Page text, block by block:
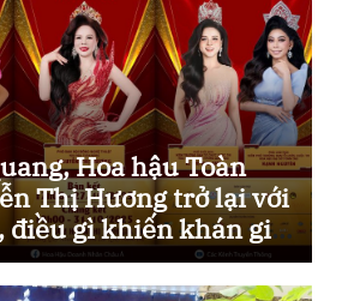
Hoa hậu Toàn
Thị Hương trở lại với
điều gì khiến khán giả